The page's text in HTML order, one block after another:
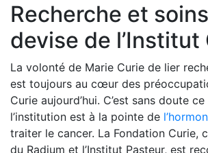
Recherche et
devise de l’Institut
La volonté de Marie Curie de lier
est toujours au cœur des
Curie aujourd’hui. C’est sans doute
l’institution est à la pointe de
traiter le cancer. La Fondation Curie,
du Radium et l’Institut Pasteur, est